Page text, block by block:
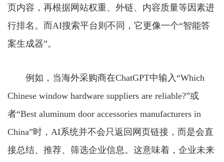
页内容，再根据网站权重、外链、内容质量等因素进
行排名。而AI搜索平台则不同，它更像一个“智能答
案生成器”。
例如，当海外采购商在ChatGPT中输入“Which
Chinese window hardware suppliers are reliable?”或
者“Best aluminum door accessories manufacturers in
China”时，AI系统并不会只返回网页链接，而是会直
接总结、推荐、筛选企业信息。这意味着，企业未来